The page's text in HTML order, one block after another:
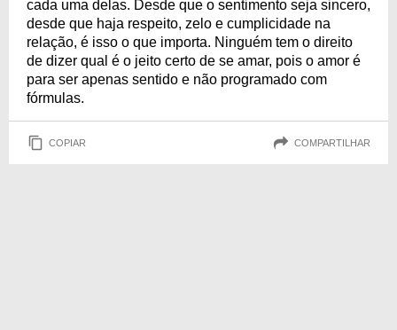
cada uma delas. Desde que o sentimento seja sincero,
desde que haja respeito, zelo e cumplicidade na
relação, é isso o que importa. Ninguém tem o direito
de dizer qual é o jeito certo de se amar, pois o amor é
para ser apenas sentido e não programado com
fórmulas.
COPIAR COMPARTILHAR